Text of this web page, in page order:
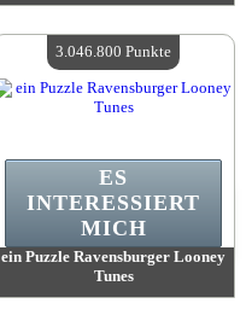
Verfügbare Menge:4
ein Puzzle Ravensburger Looney
Tunes
ES
INTERESSIERT
MICH
3.046.800 Punkte